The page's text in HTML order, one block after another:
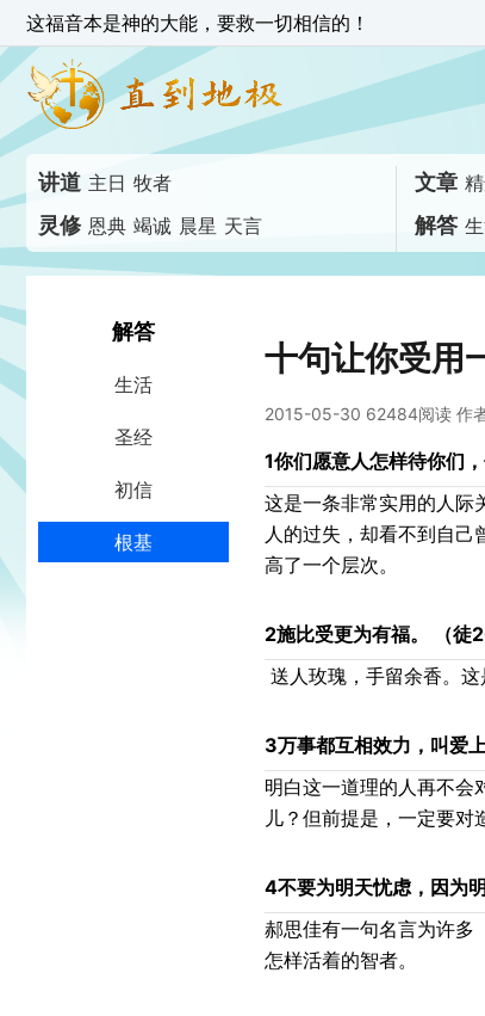
这福音本是神的大能，要救一切相信的！
讲道 主日 牧者 文章
灵修 恩典 竭诚 晨星 天言 解答
解答
生活
圣经
初信
根基
十句让你受用
2015-05-30 62484阅读 作
1你们愿意人怎样待你们
这是一条非常实用的人际
人的过失，却看不到自己
高了一个层次。
2施比受更为有福。 （徒
送人玫瑰，手留余香。这
3万事都互相效力，叫爱
明白这一道理的人再不会
儿？但前提是，一定要对
4不要为明天忧虑，因为
郝思佳有一句名言为许多
怎样活着的智者。